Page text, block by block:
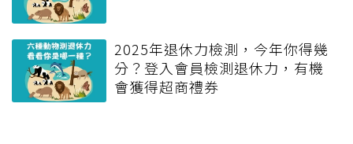
2025年退休力檢測，今年你得幾
分？登入會員檢測退休力，有機
會獲得超商禮券